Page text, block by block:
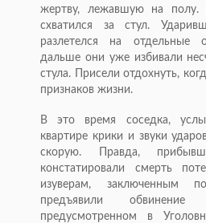
жертву, лежавшую на
схватился за стул.
разлетелся на отдельные
дальше они уже избивали
стула. Присели отдохнуть,
признаков жизни.
В это время соседка,
квартире крики и звуки
скорую. Правда,
констатировали смерть
изуверам, заключенным
предъявили обвинение
предусмотренном в